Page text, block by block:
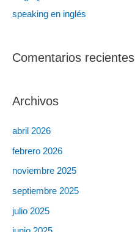
speaking en inglés
Comentarios recientes
Archivos
abril 2026
febrero 2026
noviembre 2025
septiembre 2025
julio 2025